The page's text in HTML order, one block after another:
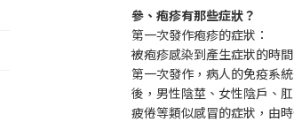
參、疱疹有那些症狀？
第一次發作疱疹的症狀：
被疱疹感染到產生症狀的時
第一次發作，病人的免疫系
後，男性陰莖、女性陰戶、
疲倦等類似感冒的症狀，由